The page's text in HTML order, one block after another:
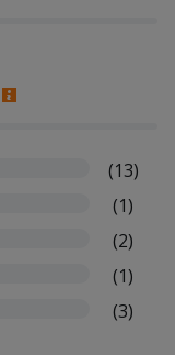
(13)
(1)
(2)
(1)
(3)